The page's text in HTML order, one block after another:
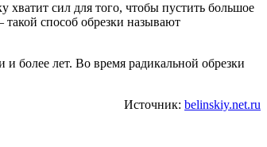
хватит сил для того, чтобы пустить большое
способ обрезки называют
и более лет. Во время радикальной обрезки
Источник: belinskiy.net.ru